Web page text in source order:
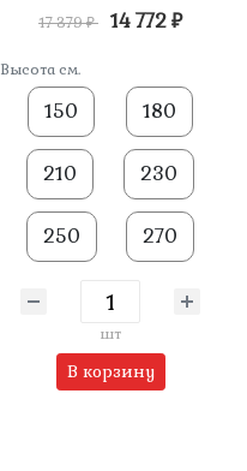
17 379 ₽ 14 772 ₽
Высота см.
150 180
210 230
250 270
шт
В корзину